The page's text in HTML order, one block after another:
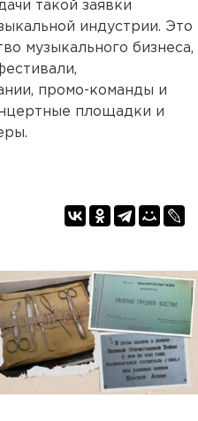
такой заявки
индустрии. Это
музыкального бизнеса,
промо-команды и
площадки и